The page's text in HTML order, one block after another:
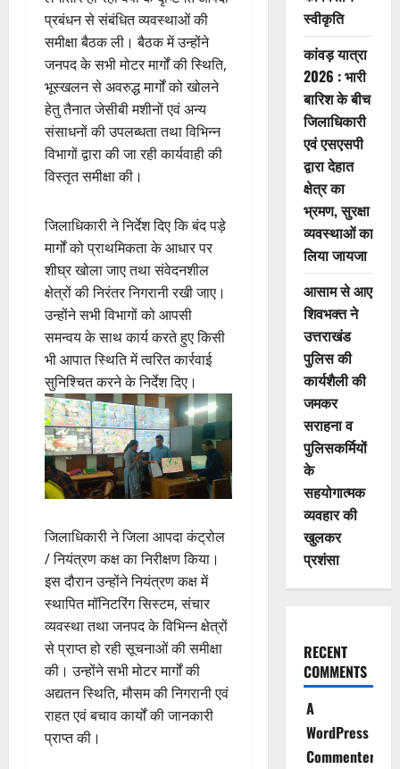
प्रबंधन से संबंधित व्यवस्थाओं की
समीक्षा बैठक ली। बैठक में उन्होंने
जनपद के सभी मोटर मार्गों की स्थिति,
भूस्खलन से अवरुद्ध मार्गों को खोलने
हेतु तैनात जेसीबी मशीनों एवं अन्य
संसाधनों की उपलब्धता तथा विभिन्न
विभागों द्वारा की जा रही कार्यवाही की
विस्तृत समीक्षा की।
जिलाधिकारी ने निर्देश दिए कि बंद पड़े
मार्गों को प्राथमिकता के आधार पर
शीघ्र खोला जाए तथा संवेदनशील
क्षेत्रों की निरंतर निगरानी रखी जाए।
उन्होंने सभी विभागों को आपसी
समन्वय के साथ कार्य करते हुए किसी
भी आपात स्थिति में त्वरित कार्रवाई
सुनिश्चित करने के निर्देश दिए।
जिलाधिकारी ने जिला आपदा कंट्रोल
/ नियंत्रण कक्ष का निरीक्षण किया।
इस दौरान उन्होंने नियंत्रण कक्ष में
स्थापित मॉनिटरिंग सिस्टम, संचार
व्यवस्था तथा जनपद के विभिन्न क्षेत्रों
से प्राप्त हो रही सूचनाओं की समीक्षा
की। उन्होंने सभी मोटर मार्गों की
अद्यतन स्थिति, मौसम की निगरानी एवं
राहत एवं बचाव कार्यों की जानकारी
प्राप्त की।
स्वीकृति
कांवड़ यात्रा
2026 : भारी
बारिश के बीच
जिलाधिकारी
एवं एसएसपी
द्वारा देहात
क्षेत्र का
भ्रमण, सुरक्षा
व्यवस्थाओं का
लिया जायजा
आसाम से आए
शिवभक्त ने
उत्तराखंड
पुलिस की
कार्यशैली की
जमकर
सराहना व
पुलिसकर्मियों
के
सहयोगात्मक
व्यवहार की
खुलकर
प्रशंसा
RECENT
COMMENTS
A
WordPress
Commenter